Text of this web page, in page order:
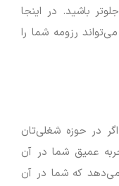
باشید. در اینجا
رزومه شما را
در حوزه شغلی‌تان
عمیق شما در آن
که شما در آن